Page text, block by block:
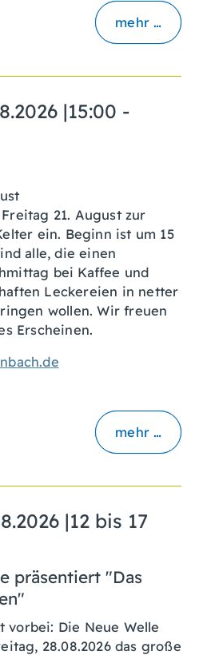
mehr …
|15:00 -
21. August zur
ein. Beginn ist um 15
alle, die einen
bei Kaffee und
Leckereien in netter
wollen. Wir freuen
Erscheinen.
mehr …
|12 bis 17
präsentiert "Das
vorbei: Die Neue Welle
28.08.2026 das große